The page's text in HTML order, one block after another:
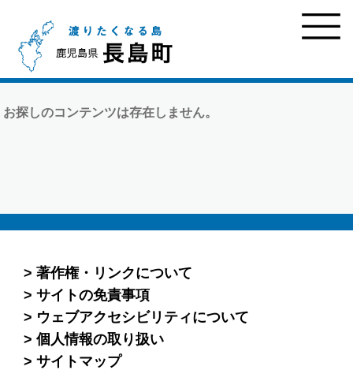
お探しのコンテンツは存在しません。
著作権・リンクについて
サイトの免責事項
ウェブアクセシビリティについて
個人情報の取り扱い
サイトマップ